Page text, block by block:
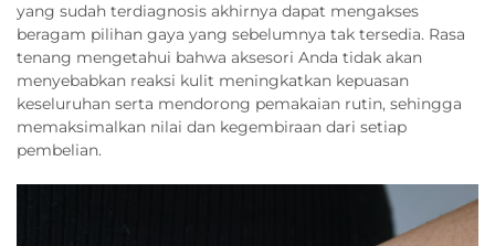
yang sudah terdiagnosis akhirnya dapat mengakses
beragam pilihan gaya yang sebelumnya tak tersedia. Rasa
tenang mengetahui bahwa aksesori Anda tidak akan
menyebabkan reaksi kulit meningkatkan kepuasan
keseluruhan serta mendorong pemakaian rutin, sehingga
memaksimalkan nilai dan kegembiraan dari setiap
pembelian.